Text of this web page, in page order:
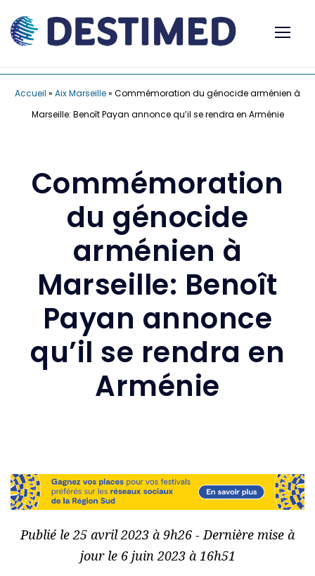
Accueil » Aix Marseille» Commémoration du génocide arménien à
Marseille: Benoît Payan annonce qu’il se rendra en Arménie
Commémoration
du génocide
arménien à
Marseille: Benoît
Payan annonce
qu’il se rendra en
Arménie
Publié le 25 avril 2023 à 9h26 - Dernière mise à
jour le 6 juin 2023 à 16h51